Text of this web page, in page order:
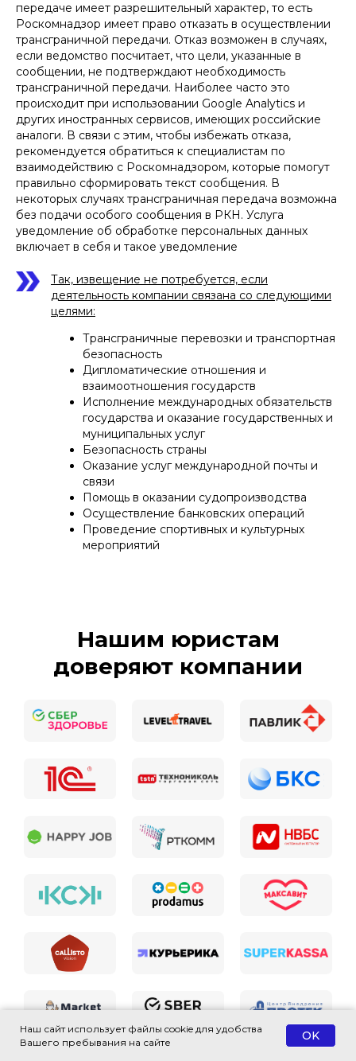
передаче имеет разрешительный характер, то есть
Роскомнадзор имеет право отказать в осуществлении
трансграничной передачи. Отказ возможен в случаях,
если ведомство посчитает, что цели, указанные в
сообщении, не подтверждают необходимость
трансграничной передачи. Наиболее часто это
происходит при использовании Google Analytics и
других иностранных сервисов, имеющих российские
аналоги. В связи с этим, чтобы избежать отказа,
рекомендуется обратиться к специалистам по
взаимодействию с Роскомнадзором, которые помогут
правильно сформировать текст сообщения. В
некоторых случаях трансграничная передача возможна
без подачи особого сообщения в РКН. Услуга
уведомление об обработке персональных данных
включает в себя и такое уведомление
Так, извещение не потребуется, если
деятельность компании связана со следующими
целями:
Трансграничные перевозки и транспортная
безопасность
Дипломатические отношения и
взаимоотношения государств
Исполнение международных обязательств
государства и оказание государственных и
муниципальных услуг
Безопасность страны
Оказание услуг международной почты и
связи
Помощь в оказании судопроизводства
Осуществление банковских операций
Проведение спортивных и культурных
мероприятий
Нашим юристам
доверяют компании
Нажимая кнопку «Подписаться на рассылку», вы
даетесогласиена обработку персональных
данных в соответствии с политикой обработки
персональных данных
Наш сайт использует файлы cookie для удобства
Вашего пребывания на сайте
OK